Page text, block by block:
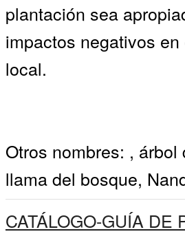
plantación sea
impactos negativos
local.
Otros nombres: , árbol
llama del bosque,
CATÁLOGO-GUÍA DE